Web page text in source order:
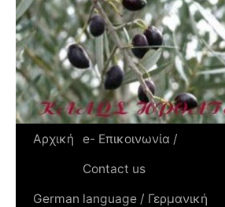
Αρχική
e- Επικοινωνία /
Contact us
German language / Γερμανική